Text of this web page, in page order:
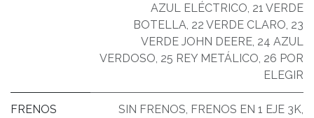
AZUL ELÉCTRICO 21 VERDE
BOTELLA 22 VERDE CLARO 23
VERDE JOHN DEERE 24 AZUL
VERDOSO 25 REY METÁLICO 26 POR
ELEGIR
FRENOS
SIN FRENOS FRENOS EN 1 EJE 3K